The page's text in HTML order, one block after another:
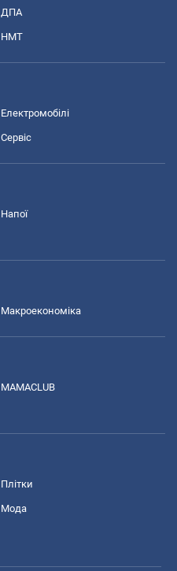
ДПА
НМТ
Електромобілі
Сервіс
Напої
Макроекономіка
MAMACLUB
Плітки
Мода